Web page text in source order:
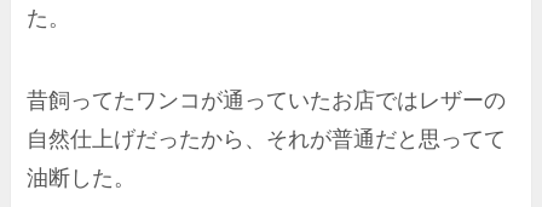
た。
昔飼ってたワンコが通っていたお店ではレザーの
自然仕上げだったから、それが普通だと思ってて
油断した。